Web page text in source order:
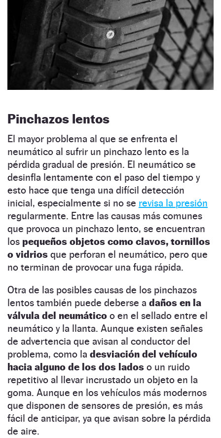
Pinchazos lentos
El mayor problema al que se enfrenta el
neumático al sufrir un pinchazo lento es la
pérdida gradual de presión. El neumático se
desinfla lentamente con el paso del tiempo y
esto hace que tenga una difícil detección
inicial, especialmente si no se revisa la presión
regularmente. Entre las causas más comunes
que provoca un pinchazo lento, se encuentran
los pequeños objetos como clavos, tornillos
o vidrios que perforan el neumático, pero que
no terminan de provocar una fuga rápida.
Otra de las posibles causas de los pinchazos
lentos también puede deberse a daños en la
válvula del neumático o en el sellado entre el
neumático y la llanta. Aunque existen señales
de advertencia que avisan al conductor del
problema, como la desviación del vehículo
hacia alguno de los dos lados o un ruido
repetitivo al llevar incrustado un objeto en la
goma. Aunque en los vehículos más modernos
que disponen de sensores de presión, es más
fácil de anticipar, ya que avisan sobre la pérdida
de aire.